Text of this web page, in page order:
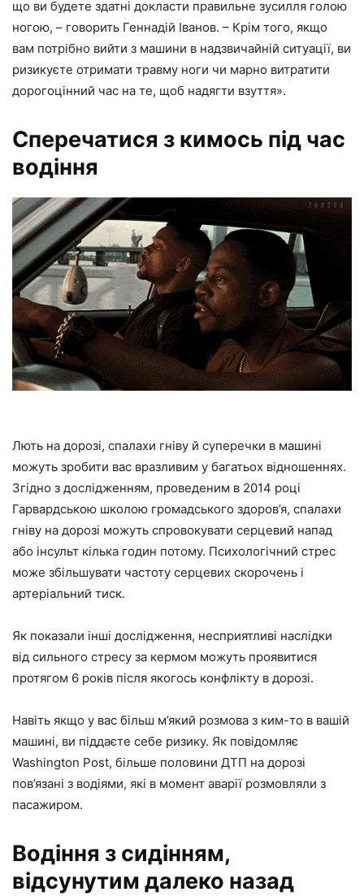
що ви будете здатні докласти правильне зусилля голою
ногою, – говорить Геннадій Іванов. – Крім того, якщо
вам потрібно вийти з машини в надзвичайній ситуації, ви
ризикуєте отримати травму ноги чи марно витратити
дорогоцінний час на те, щоб надягти взуття».
Сперечатися з кимось під час
водіння
Лють на дорозі, спалахи гніву й суперечки в машині
можуть зробити вас вразливим у багатьох відношеннях.
Згідно з дослідженням, проведеним в 2014 році
Гарвардською школою громадського здоров’я, спалахи
гніву на дорозі можуть спровокувати серцевий напад
або інсульт кілька годин потому. Психологічний стрес
може збільшувати частоту серцевих скорочень і
артеріальний тиск.
Як показали інші дослідження, несприятливі наслідки
від сильного стресу за кермом можуть проявитися
протягом 6 років після якогось конфлікту в дорозі.
Навіть якщо у вас більш м’який розмова з ким-то в вашій
машині, ви піддаєте себе ризику. Як повідомляє
Washington Post, більше половини ДТП на дорозі
пов’язані з водіями, які в момент аварії розмовляли з
пасажиром.
Водіння з сидінням,
відсунутим далеко назад